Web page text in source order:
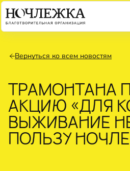
Вернуться ко всем новостям
ТРАМОНТАНА
АКЦИЮ «ДЛЯ
ВЫЖИВАНИЕ
ПОЛЬЗУ